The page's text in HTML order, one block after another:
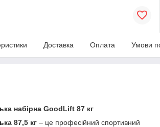
Доставка Оплата Умови
набірна GoodLift 87 кг
87,5 кг – це професійний спортивний